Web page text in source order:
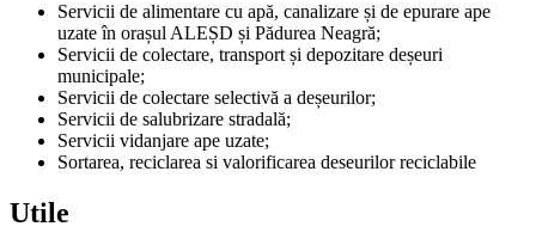
Servicii de alimentare cu apă, canalizare și de epurare ape
uzate în orașul ALEȘD și Pădurea Neagră;
Servicii de colectare, transport și depozitare deșeuri
municipale;
Servicii de colectare selectivă a deșeurilor;
Servicii de salubrizare stradală;
Servicii vidanjare ape uzate;
Sortarea, reciclarea si valorificarea deseurilor reciclabile
Utile